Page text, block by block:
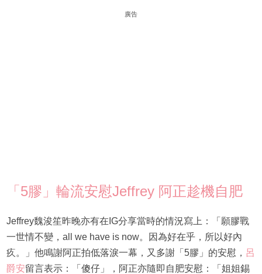
廣告
「5膠」輪流安慰Jeffrey 阿正趁機自肥
Jeffrey魏浚笙昨晚亦有在IG分享當時的情況寫上：「願膠戰
一世情不變，all we have is now。因為好在乎，所以好內
疚。」他鳴謝阿正拍低落淚一幕，又多謝「5膠」的安慰， 呂
爵安留言表示：「傻仔」，阿正亦隨即自肥安慰：「姐姐錫